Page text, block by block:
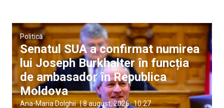
Politică
Senatul SUA a confirmat numirea
lui Joseph Burkhalter în funcția
de ambasador în Republica
Moldova
Ana-Maria Dolghii |8 august, 2026 10:27